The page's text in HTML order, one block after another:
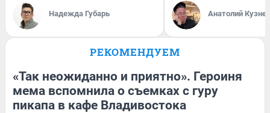
Надежда Губарь Анатолий
РЕКОМЕНДУЕМ
«Так неожиданно и приятно». Героиня
мема вспомнила о съемках с гуру
пикапа в кафе Владивостока